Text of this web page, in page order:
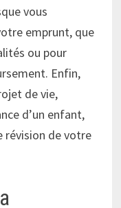
vous
emprunt, que
ou pour
Enfin,
de vie,
d’un enfant,
révision de votre